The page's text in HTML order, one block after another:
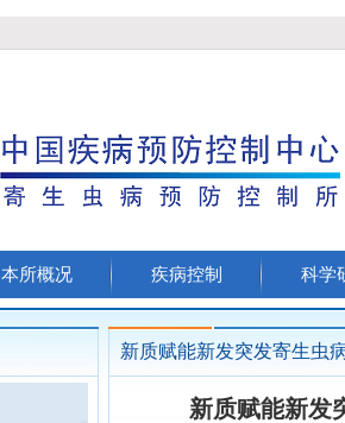
本所概况 疾病控制 科学
新质赋能新发突发寄生虫
新质赋能新发